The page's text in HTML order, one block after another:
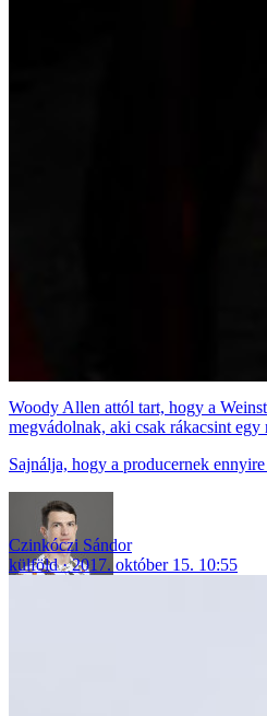
Woody Allen attól tart, hogy a
megvádolnak, aki csak rákacsint egy
Sajnálja, hogy a producernek
Czinkóczi Sándor
külföld
2017. október 15. 10:55